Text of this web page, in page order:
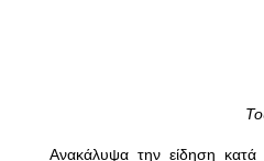
Ανακάλυψα την είδηση κατά